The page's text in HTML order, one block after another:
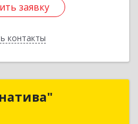
заявку
контакты
заявку